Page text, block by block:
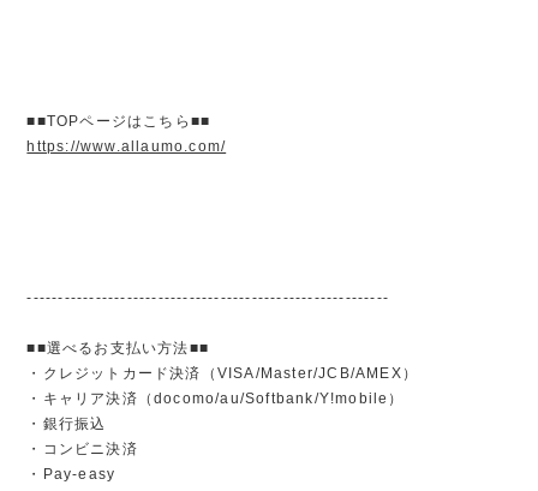
■■TOPページはこちら■■
https://www.allaumo.com/
----------------------------------------------------------
■■選べるお支払い方法■■
・クレジットカード決済（VISA/Master/JCB/AMEX）
・キャリア決済（docomo/au/Softbank/Y!mobile）
・銀行振込
・コンビニ決済
・Pay-easy